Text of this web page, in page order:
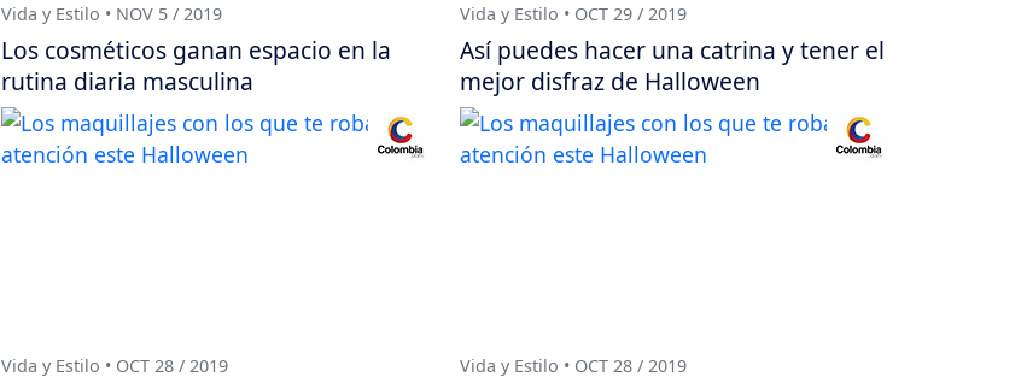
Vida y Estilo • NOV 5 / 2019
Los cosméticos ganan espacio en la
rutina diaria masculina
Vida y Estilo • OCT 29 / 2019
Así puedes hacer una catrina y tener el
mejor disfraz de Halloween
Vida y Estilo • OCT 28 / 2019 Vida y Estilo • OCT 28 / 2019